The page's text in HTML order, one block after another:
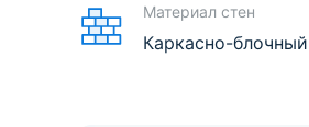
Материал стен
Каркасно-блочный